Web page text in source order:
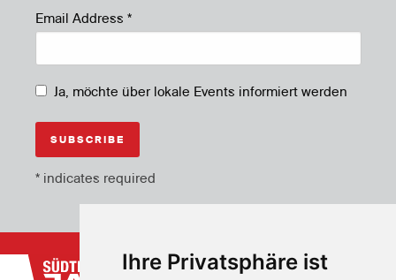
Ihre Privatsphäre ist
Email Address *
Ja, möchte über lokale Events informiert werden
*indicates required